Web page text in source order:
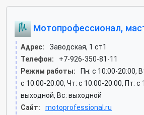
Мотопрофессионал,
Адрес:
Заводская, 1 ст1
Телефон:
+7-926-350-81-11
Режим работы:
Пн: c 10:00-20:00,
c 10:00-20:00, Чт: c 10:00-20:00, Пт: c
выходной, Вс: выходной
Сайт:
motoprofessional.ru